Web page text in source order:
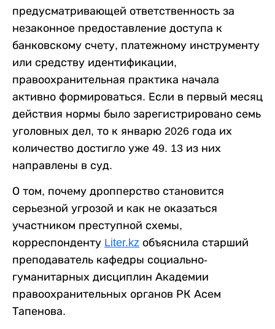
предусматривающей ответственность за
незаконное предоставление доступа к
банковскому счету, платежному инструменту
или средству идентификации,
правоохранительная практика начала
активно формироваться. Если в первый месяц
действия нормы было зарегистрировано семь
уголовных дел, то к январю 2026 года их
количество достигло уже 49. 13 из них
направлены в суд.
О том, почему дропперство становится
серьезной угрозой и как не оказаться
участником преступной схемы,
корреспонденту Liter.kz объяснила старший
преподаватель кафедры социально-
гуманитарных дисциплин Академии
правоохранительных органов РК Асем
Тапенова.